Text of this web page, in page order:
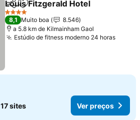
PartilharAdicionar aos favoritos
Louis Fitzgerald Hotel
4 Estrelas
8,1 Muito boa
8.546
a 5.8 km de Kilmainham Gaol
Estúdio de fitness moderno 24 horasVer
17 sites Ver preços